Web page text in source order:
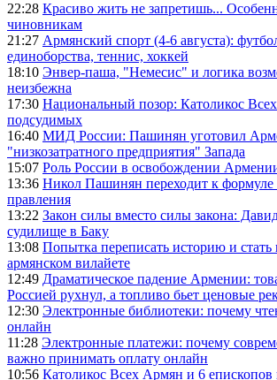
22:28 Красиво жить не запретишь...
чиновникам
21:27 Армянский спорт (4-6 августа):
единоборства, теннис, хоккей
18:10 Энвер-паша, "Немесис" и логика
неизбежна
17:30 Национальный позор: Католикос
подсудимых
16:40 МИД России: Пашинян уготовил
"низкозатратного предприятия" Запада
15:07 Роль России в освобождении
13:36 Никол Пашинян переходит к формуле
правления
13:22 Закон силы вместо силы закона:
судилище в Баку
13:08 Попытка переписать историю и стать
армянском вилайете
12:49 Драматическое падение Армении:
Россией рухнул, а топливо бьет ценовые
12:30 Электронные библиотеки: почему
онлайн
11:28 Электронные платежи: почему
важно принимать оплату онлайн
10:56 Католикос Всех Армян и 6 епископов